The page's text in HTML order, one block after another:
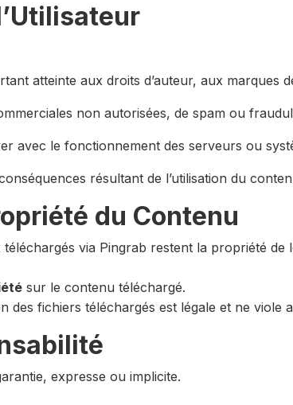
atteinte aux droits d’auteur, aux marques
non autorisées, de spam ou
avec le fonctionnement des serveurs ou
résultant de l’utilisation du
du Contenu
via Pingrab restent la propriété
sur le contenu téléchargé.
des fichiers téléchargés est légale et ne viole
expresse ou implicite.